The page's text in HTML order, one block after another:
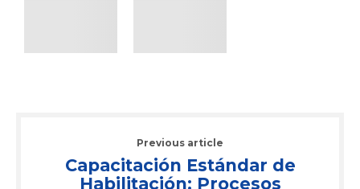
Previous article
Capacitación Estándar de
Habilitación: Procesos